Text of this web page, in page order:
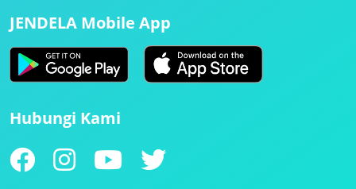
JENDELA Mobile App
Hubungi Kami